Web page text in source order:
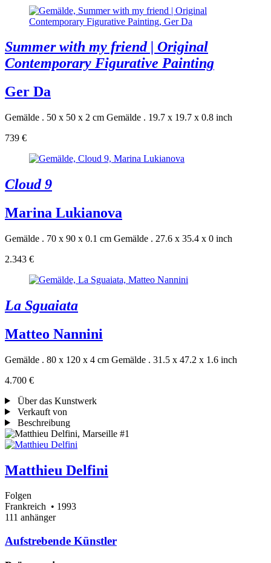
Summer with my friend | Original
Contemporary Figurative Painting
Ger Da
Gemälde . 50 x 50 x 2 cm Gemälde . 19.7 x 19.7 x 0.8 inch
739 €
Cloud 9
Marina Lukianova
Gemälde . 70 x 90 x 0.1 cm Gemälde . 27.6 x 35.4 x 0 inch
2.343 €
La Sguaiata
Matteo Nannini
Gemälde . 80 x 120 x 4 cm Gemälde . 31.5 x 47.2 x 1.6 inch
4.700 €
Über das Kunstwerk
Verkauft von
Beschreibung
Matthieu Delfini
Folgen
Frankreich • 1993
111 anhänger
Aufstrebende Künstler